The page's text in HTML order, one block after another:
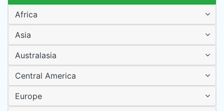
Africa
Asia
Australasia
Central America
Europe